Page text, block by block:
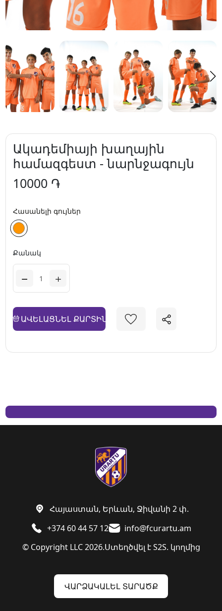
Ակադեմիայի խաղային
համազգեստ - նարնջագույն
10000 ֏
Հասանելի գույներ
Քանակ
ԱՎԵԼԱՑՆԵԼ ՔԱՐՏԻՆ
© Copyright LLC 2026.Ստեղծվել էS2S. կողմից
+374 60 44 57 12 info@fcurartu.am
Հայաստան, Երևան, Ջիվանի 2 փ.
ՎԱՐՁԱԿԱԼԵԼ ՏԱՐԱԾՔ